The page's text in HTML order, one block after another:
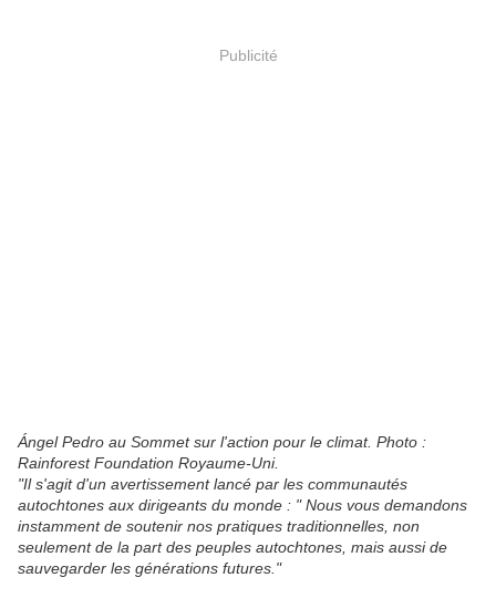
Publicité
Ángel Pedro au Sommet sur l'action pour le climat. Photo :
Rainforest Foundation Royaume-Uni.
"Il s'agit d'un avertissement lancé par les communautés
autochtones aux dirigeants du monde : " Nous vous demandons
instamment de soutenir nos pratiques traditionnelles, non
seulement de la part des peuples autochtones, mais aussi de
sauvegarder les générations futures."